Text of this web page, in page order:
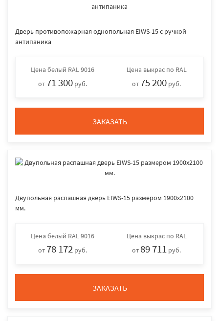
Дверь противопожарная однопольная EIWS-15 с ручкой
антипаника
Цена белый RAL 9016
от 71 300 руб.
Цена выкрас по RAL
от 75 200 руб.
ЗАКАЗАТЬ
Двупольная распашная дверь EIWS-15 размером 1900х2100
мм.
Цена белый RAL 9016
от 78 172 руб.
Цена выкрас по RAL
от 89 711 руб.
ЗАКАЗАТЬ